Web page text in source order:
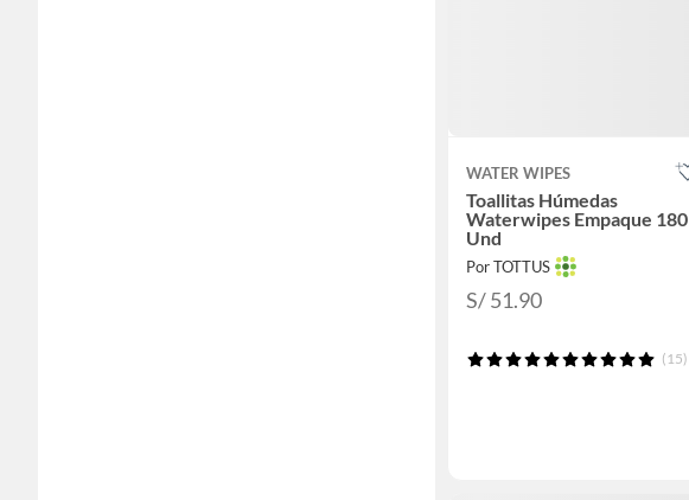
WATER WIPES
Toallitas Húmedas
Waterwipes Empaque 180
Und
Por TOTTUS
S/ 51.90
(15)